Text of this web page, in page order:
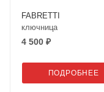
FABRETTI
ключница
4 500 ₽
ПОДРОБНЕЕ